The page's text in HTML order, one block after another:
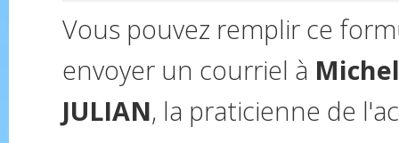
Vous pouvez remplir ce
envoyer un courriel à
JULIAN, la praticienne de